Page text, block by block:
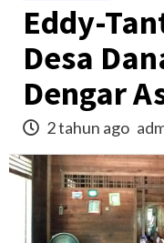
Eddy-
Desa
Dengar
2 tahun ago